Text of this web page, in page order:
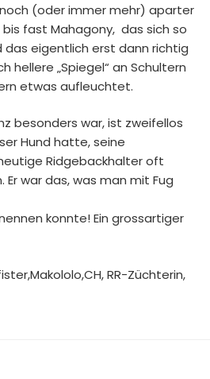
(oder immer mehr) aparter
fast Mahagony, das sich so
eigentlich erst dann richtig
hellere „Spiegel“ an Schultern
etwas aufleuchtet.
besonders war, ist zweifellos
Hund hatte, seine
Ridgebackhalter oft
war das, was man mit Fug
konnte! Ein grossartiger
RR-Züchterin,